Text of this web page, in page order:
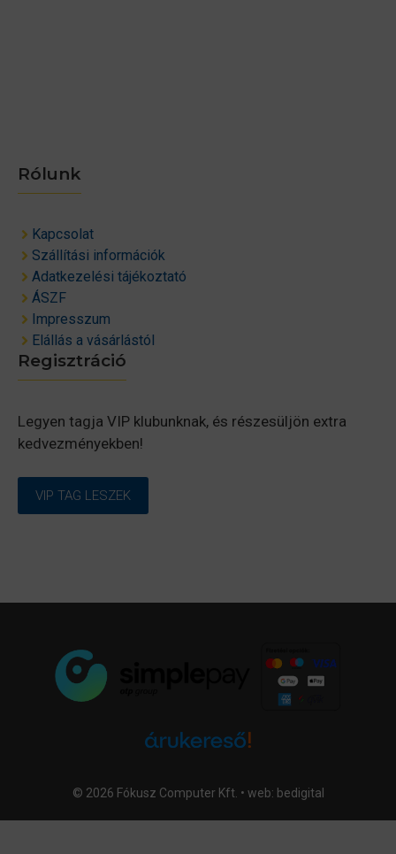
Rólunk
Kapcsolat
Szállítási információk
Adatkezelési tájékoztató
ÁSZF
Impresszum
Elállás a vásárlástól
Regisztráció
Legyen tagja VIP klubunknak, és részesüljön extra
kedvezményekben!
VIP TAG LESZEK
© 2026 Fókusz Computer Kft. • web: bedigital